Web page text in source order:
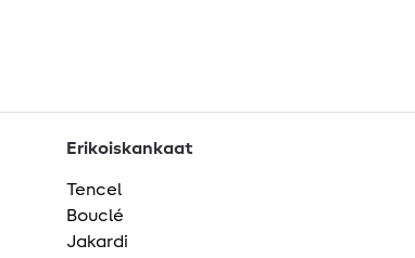
Erikoiskankaat
Tencel
Bouclé
Jakardi